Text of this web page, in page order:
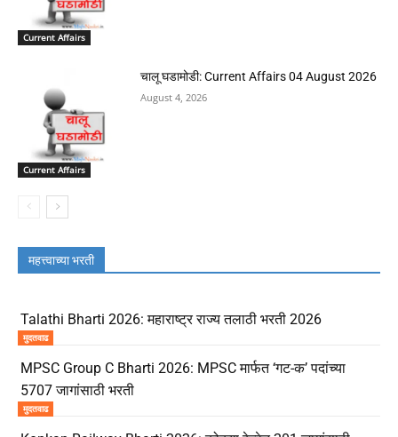
Current Affairs
Current Affairs
चालू घडामोडी: Current Affairs 04 August 2026
August 4, 2026
महत्त्वाच्या भरती
Talathi Bharti 2026: महाराष्ट्र राज्य तलाठी भरती 2026
मुदतवाढ
MPSC Group C Bharti 2026: MPSC मार्फत ‘गट-क’ पदांच्या
5707 जागांसाठी भरती
मुदतवाढ